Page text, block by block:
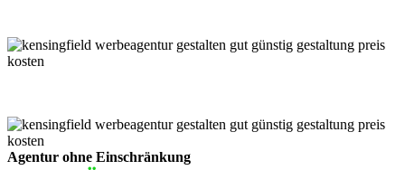
Agentur ohne Einschränkung